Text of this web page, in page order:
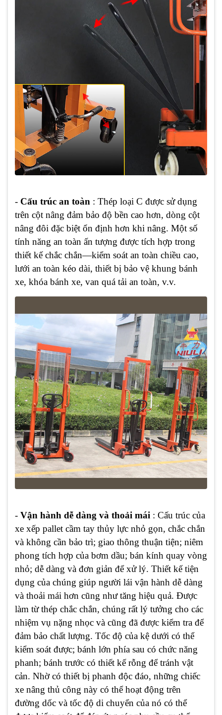
- Cấu trúc an toàn : Thép loại C được sử dụng
trên cột nâng đảm bảo độ bền cao hơn, dòng cột
nâng đôi đặc biệt ổn định hơn khi nâng. Một số
tính năng an toàn ấn tượng được tích hợp trong
thiết kế chắc chắn—kiểm soát an toàn chiều cao,
lưới an toàn kéo dài, thiết bị bảo vệ khung bánh
xe, khóa bánh xe, van quá tải an toàn, v.v.
- Vận hành dễ dàng và thoải mái : Cấu trúc của
xe xếp pallet cầm tay thủy lực nhỏ gọn, chắc chắn
và không cần bảo trì; giao thông thuận tiện; niêm
phong tích hợp của bơm dầu; bán kính quay vòng
nhỏ; dễ dàng và đơn giản để xử lý. Thiết kế tiện
dụng của chúng giúp người lái vận hành dễ dàng
và thoải mái hơn cũng như tăng hiệu quả. Được
làm từ thép chắc chắn, chúng rất lý tưởng cho các
nhiệm vụ nặng nhọc và cũng đã được kiểm tra để
đảm bảo chất lượng. Tốc độ của kệ dưới có thể
kiểm soát được; bánh lớn phía sau có chức năng
phanh; bánh trước có thiết kế rỗng để tránh vật
cản. Nhờ có thiết bị phanh độc đáo, những chiếc
xe nâng thủ công này có thể hoạt động trên
đường dốc và tốc độ di chuyển của nó có thể